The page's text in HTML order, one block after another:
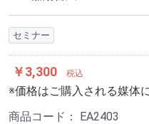
セミナー
￥3,300 税込
※価格はご購入される媒体
商品コード： EA2403